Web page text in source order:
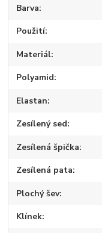
Barva
Použití
Materiál
Polyamid
Elastan
Zesílený sed
Zesílená špička
Zesílená pata
Plochý šev
Klínek